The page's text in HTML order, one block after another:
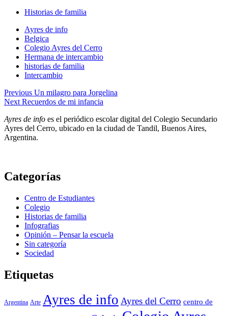
Historias de familia
Ayres de info
Belgica
Colegio Ayres del Cerro
Hermana de intercambio
historias de familia
Intercambio
Navegación
de
entradas
Previous Un milagro para Jorgelina
Next Recuerdos de mi infancia
Ayres de info es el periódico escolar digital del Colegio Secundario
Ayres del Cerro, ubicado en la ciudad de Tandil, Buenos Aires,
Argentina.
Categorías
Centro de Estudiantes
Colegio
Historias de familia
Infografias
Opinión – Pensar la escuela
Sin categoría
Sociedad
Etiquetas
Argentina Arte Ayres de info Ayres del Cerro centro de